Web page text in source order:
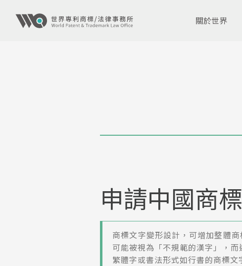
關於世界
申請中國商
商標文字變形設計，可增加整體
可能被視為「不規範的漢字」，
繁體字或書法形式如行書的商標文